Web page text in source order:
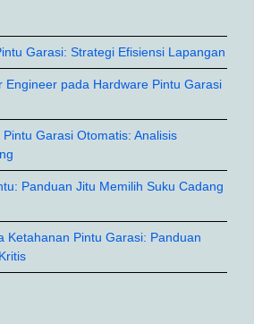
Garasi: Strategi Efisiensi Lapangan
Engineer pada Hardware Pintu Garasi
Garasi Otomatis: Analisis
Panduan Jitu Memilih Suku Cadang
Ketahanan Pintu Garasi: Panduan